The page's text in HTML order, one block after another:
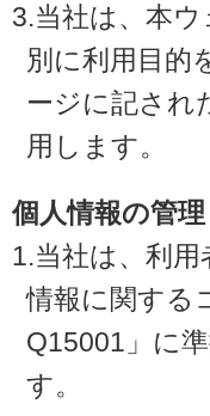
3.当社は、本
別に利用目的
ージに記され
用します。
個人情報の管
1.当社は、利
情報に関する
Q15001」に
す。